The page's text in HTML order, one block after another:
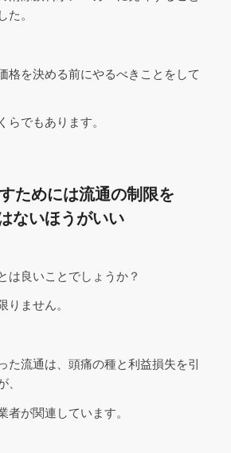
た。
格を決める前にやるべきことをして
らでもあります。
ためには流通の制限を
ないほうがいい
は良いことでしょうか？
りません。
た流通は、頭痛の種と利益損失を引
、
者が関連しています。